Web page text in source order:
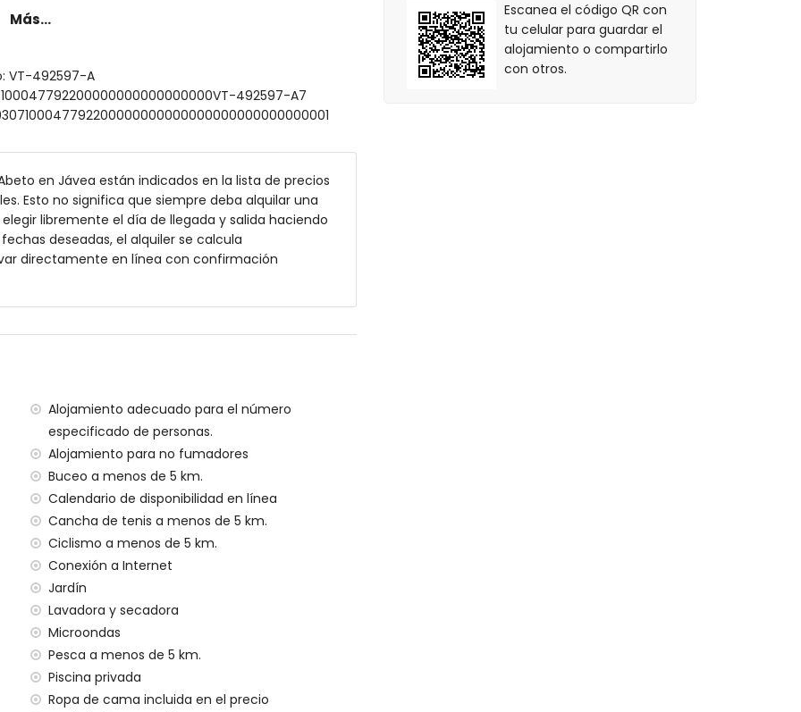
king (de 210 por 180 cm), televisión y baño en
con combinación de ducha, bidé y WC
con tumbonas
kilómetros de la villa)
(a menos de 5 kilómetros de la villa)
de 5 kilómetros de la villa)
menos de 5 kilómetros de la villa)
de 4 kilómetros de la villa)
de 100 kilómetros de la villa)
(> 100 kilómetros)
con niños
del alquiler de la villa
Más...
VT-492597-A
492597-A7
Abeto en Jávea están indicados en la lista de precios
Esto no significa que siempre deba alquilar una
libremente el día de llegada y salida haciendo
deseadas, el alquiler se calcula
directamente en línea con confirmación
Alojamiento adecuado para el número
especificado de personas.
Alojamiento para no fumadores
Buceo a menos de 5 km.
Calendario de disponibilidad en línea
Cancha de tenis a menos de 5 km.
Ciclismo a menos de 5 km.
Conexión a Internet
Jardín
Lavadora y secadora
Microondas
Pesca a menos de 5 km.
Piscina privada
Ropa de cama incluida en el precio
Escanea el código QR con
tu celular para guardar el
alojamiento o compartirlo
con otros.